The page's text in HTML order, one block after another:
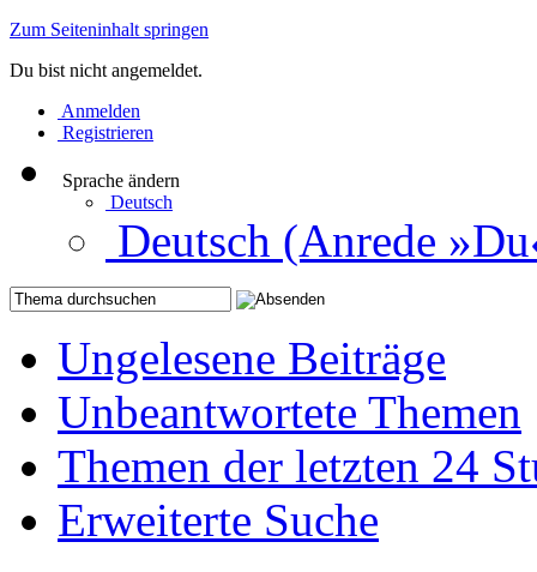
Zum Seiteninhalt springen
Du bist nicht angemeldet.
Anmelden
Registrieren
Sprache ändern
Deutsch
Deutsch (Anrede
Ungelesene Beiträge
Unbeantwortete Themen
Themen der letzten 24
Erweiterte Suche